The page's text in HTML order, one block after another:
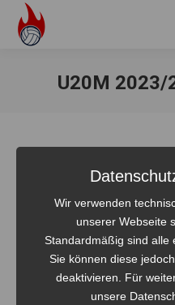
U20M 2023/
Album-
Navigation
U20m
Wir verwenden
unserer Webseite
Standardmäßig sind alle
Sie können diese
deaktivieren. Für
unsere